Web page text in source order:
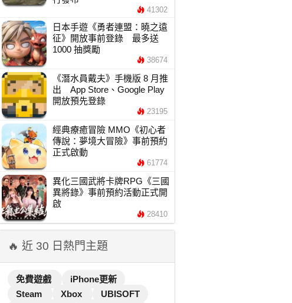
41302
日本手遊《勇者連盟：曉之遠
征》開放事前登錄 最多送
1000 抽獎勵
38674
《潛水員戴夫》手機版 8 月推
出 App Store、Google Play
開放預先登錄
23195
經典療癒冒險 MMO《初心者
傳說：夢境大冒險》事前預約
正式啟動
61774
異化三國武將卡牌RPG《三國
異將錄》事前預約活動正式開
啟
28410
🔥 近 30 日熱門主題
免費遊戲
iPhone更新
Steam
Xbox
UBISOFT